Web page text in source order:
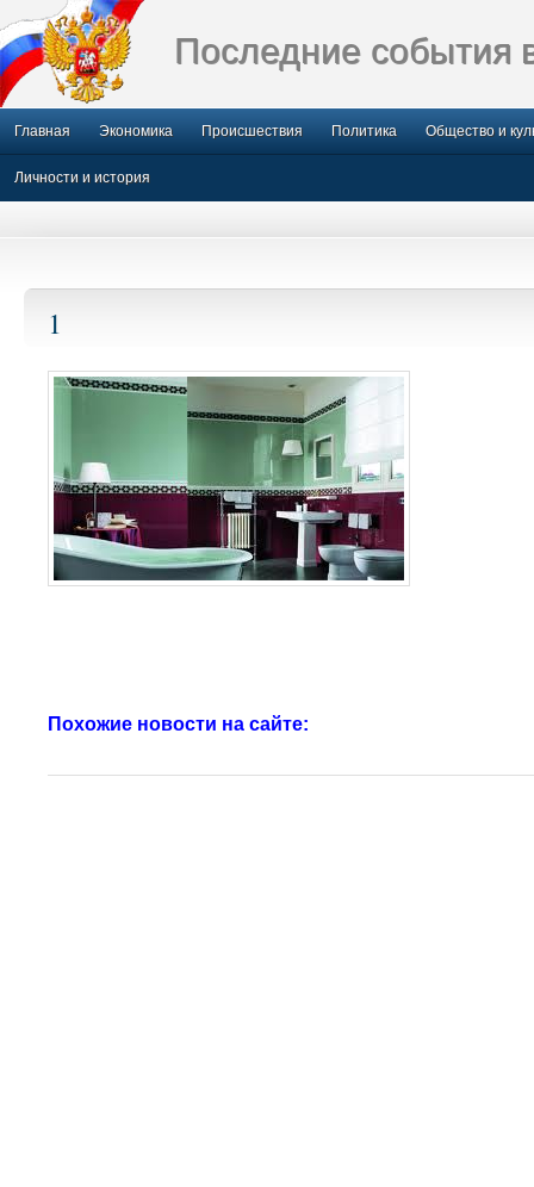
Последние события
Главная Экономика Происшествия Политика Общество и
Личности и история
1
Похожие новости на сайте: